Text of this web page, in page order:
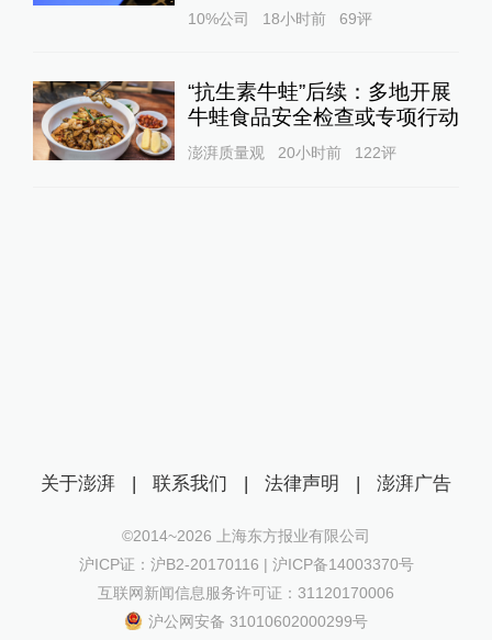
10%公司 18小时前 69评
“抗生素牛蛙”后续：多地开展
牛蛙食品安全检查或专项行动
澎湃质量观 20小时前 122评
关于澎湃 | 联系我们 | 法律声明 | 澎湃广告
©2014~2026 上海东方报业有限公司
沪ICP证：沪B2-20170116 | 沪ICP备14003370号
互联网新闻信息服务许可证：31120170006
沪公网安备 31010602000299号